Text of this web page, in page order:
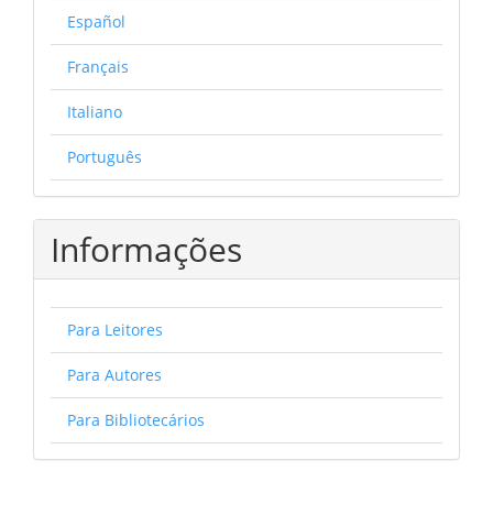
Español
Français
Italiano
Português
Informações
Para Leitores
Para Autores
Para Bibliotecários